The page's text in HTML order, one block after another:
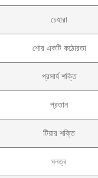
চেহারা
শোর একটি কঠোরতা
প্রসার্য শক্তি
প্রতান
টিয়ার শক্তি
ঘনত্ব